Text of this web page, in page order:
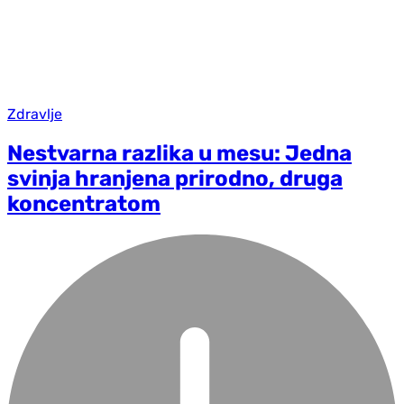
Zdravlje
Nestvarna razlika u mesu: Jedna
svinja hranjena prirodno, druga
koncentratom